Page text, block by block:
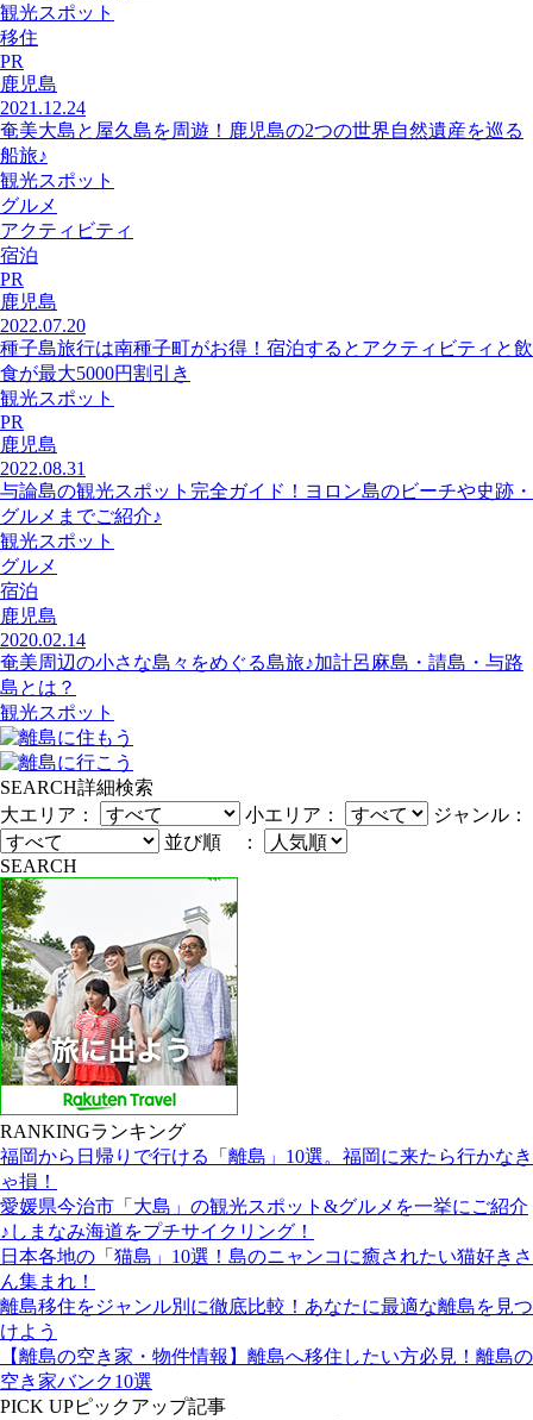
観光スポット
移住
PR
鹿児島
2021.12.24
奄美大島と屋久島を周遊！鹿児島の2つの世界自然遺産を巡る
船旅♪
観光スポット
グルメ
アクティビティ
宿泊
PR
鹿児島
2022.07.20
種子島旅行は南種子町がお得！宿泊するとアクティビティと飲
食が最大5000円割引き
観光スポット
PR
鹿児島
2022.08.31
与論島の観光スポット完全ガイド！ヨロン島のビーチや史跡・
グルメまでご紹介♪
観光スポット
グルメ
宿泊
鹿児島
2020.02.14
奄美周辺の小さな島々をめぐる島旅♪加計呂麻島・請島・与路
島とは？
観光スポット
SEARCH詳細検索
大エリア：
小エリア：
ジャンル：
並び順 ：
SEARCH
RANKINGランキング
福岡から日帰りで行ける「離島」10選。福岡に来たら行かなき
ゃ損！
愛媛県今治市「大島」の観光スポット&グルメを一挙にご紹介
♪しまなみ海道をプチサイクリング！
日本各地の「猫島」10選！島のニャンコに癒されたい猫好きさ
ん集まれ！
離島移住をジャンル別に徹底比較！あなたに最適な離島を見つ
けよう
【離島の空き家・物件情報】離島へ移住したい方必見！離島の
空き家バンク10選
PICK UPピックアップ記事